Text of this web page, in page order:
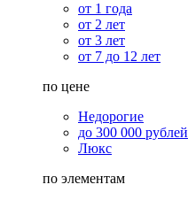
от 1 года
от 2 лет
от 3 лет
от 7 до 12 лет
по цене
Недорогие
до 300 000 рублей
Люкс
по элементам